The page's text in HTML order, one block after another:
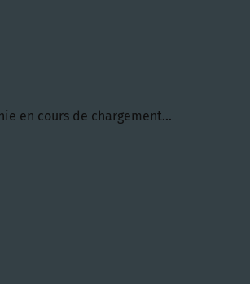
en cours de chargement...